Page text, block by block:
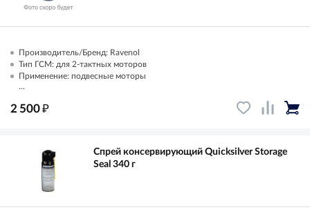
Производитель/Бренд: Ravenol
Тип ГСМ: для 2-тактных моторов
Применение: подвесные моторы
...
2 500₽
Спрей консервирующий Quicksilver Storage
Seal 340 г